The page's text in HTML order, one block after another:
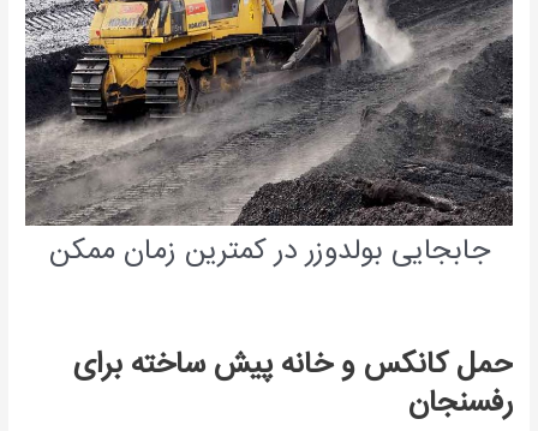
جابجایی بولدوزر در کمترین زمان ممکن
حمل کانکس و خانه پیش ساخته برای
رفسنجان